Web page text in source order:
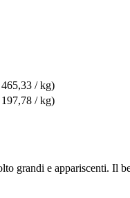
/ kg)
/ kg)
grandi e appariscenti. Il